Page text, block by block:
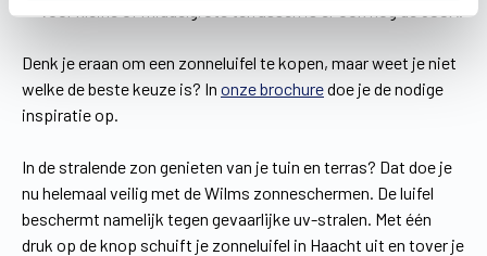
Denk je eraan om een zonneluifel te kopen, maar weet je niet
welke de beste keuze is? In onze brochuredoe je de nodige
inspiratie op.
In de stralende zon genieten van je tuin en terras? Dat doe je
nu helemaal veilig met de Wilms zonneschermen. De luifel
beschermt namelijk tegen gevaarlijke uv-stralen. Met één
druk op de knop schuift je zonneluifel in Haacht uit en tover je